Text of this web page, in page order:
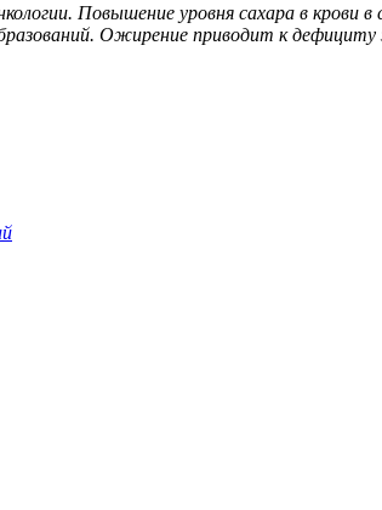
Повышение уровня сахара в крови в
Ожирение приводит к